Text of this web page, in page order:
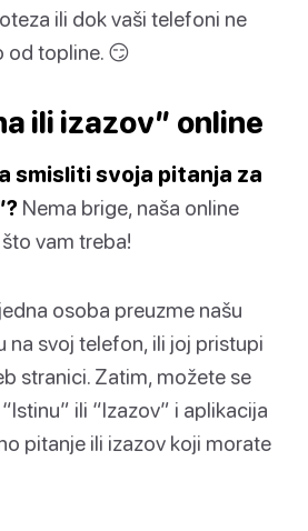
ili dok vaši telefoni ne
od topline. 😏
ili izazov” online
smisliti svoja pitanja za
Nema brige, naša online
vam treba!
osoba preuzme našu
na svoj telefon, ili joj pristupi
stranici. Zatim, možete se
ili “Izazov” i aplikacija
pitanje ili izazov koji morate